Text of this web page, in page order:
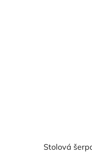
Stolová